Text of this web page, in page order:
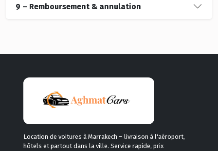
9 – Remboursement & annulation
Location de voitures à Marrakech – livraison à l'aéroport,
hôtels et partout dans la ville. Service rapide, prix